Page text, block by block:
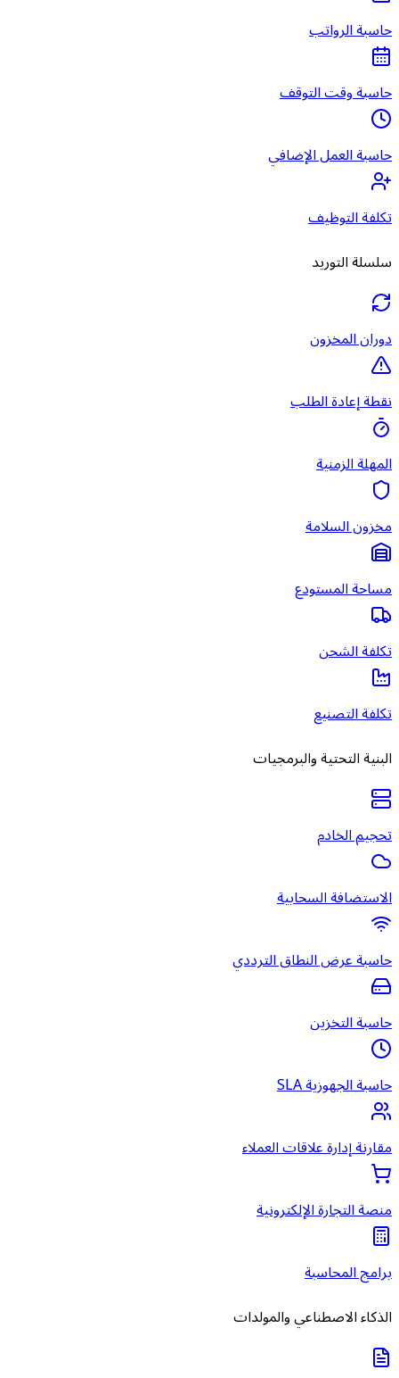
حاسبة الرواتب
حاسبة وقت التوقف
حاسبة العمل الإضافي
تكلفة التوظيف
سلسلة التوريد
دوران المخزون
نقطة إعادة الطلب
المهلة الزمنية
مخزون السلامة
مساحة المستودع
تكلفة الشحن
تكلفة التصنيع
البنية التحتية والبرمجيات
تحجيم الخادم
الاستضافة السحابية
حاسبة عرض النطاق الترددي
حاسبة التخزين
حاسبة الجهوزية SLA
مقارنة إدارة علاقات العملاء
منصة التجارة الإلكترونية
برامج المحاسبة
الذكاء الاصطناعي والمولدات